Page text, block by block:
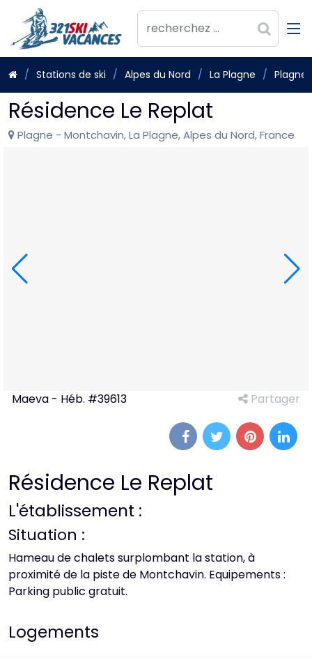
Stations de ski Alpes du Nord La Plagne
Résidence Le Replat
Plagne - Montchavin, La Plagne, Alpes du Nord, France
Maeva - Héb. #39613 Partager
Résidence Le Replat
L'établissement :
Situation :
Hameau de chalets surplombant la station, à
proximité de la piste de Montchavin. Equipements :
Parking public gratuit.
Logements